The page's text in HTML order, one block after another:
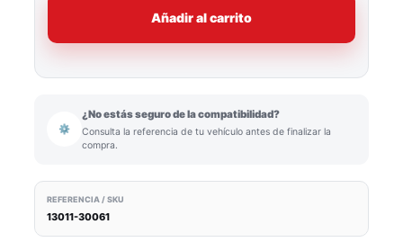
Añadir al carrito
⚙
¿No estás seguro de la compatibilidad?
Consulta la referencia de tu vehículo antes de finalizar la
compra.
REFERENCIA / SKU
13011-30061